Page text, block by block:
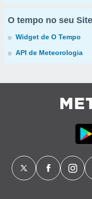
O tempo no seu Site
Widget de O Tempo
API de Meteorologia